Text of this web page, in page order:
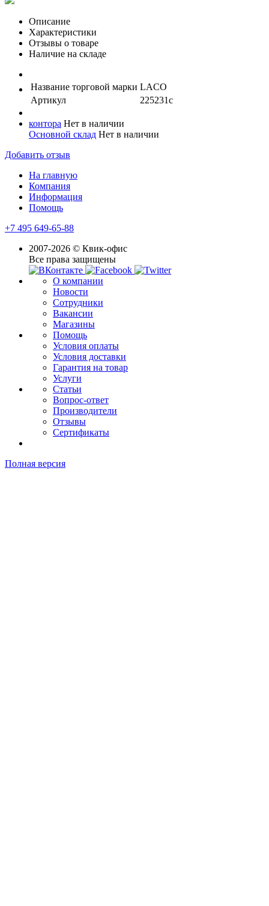
Описание
Характеристики
Отзывы о товаре
Наличие на складе
Название торговой марки LACO
Артикул
225231с
контора Нет в наличии
Основной склад Нет в наличии
Добавить отзыв
На главную
Компания
Информация
Помощь
+7 495 649-65-88
2007-2026 © Квик-офис
Все права защищены
О компании
Новости
Сотрудники
Вакансии
Магазины
Помощь
Условия оплаты
Условия доставки
Гарантия на товар
Услуги
Статьи
Вопрос-ответ
Производители
Отзывы
Сертификаты
Полная версия